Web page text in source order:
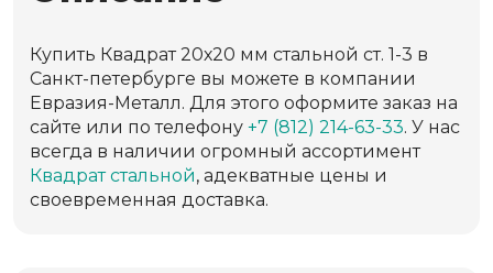
Купить Квадрат 20х20 мм стальной ст. 1-3 в
Санкт-петербурге вы можете в компании
Евразия-Металл. Для этого оформите заказ на
сайте или по телефону +7 (812) 214-63-33. У нас
всегда в наличии огромный ассортимент
Квадрат стальной, адекватные цены и
своевременная доставка.